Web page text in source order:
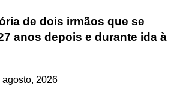
de dois irmãos que se
anos depois e durante ida à
agosto, 2026